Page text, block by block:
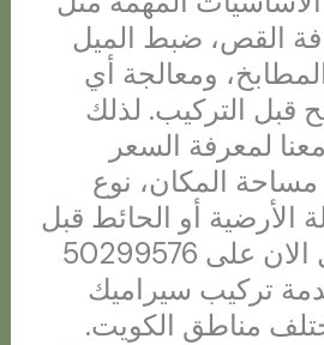
القص، ضبط الميل
ومعالجة أي
التركيب. لذلك
لمعرفة السعر
المكان، نوع
الأرضية أو الحائط قبل
بدء العمل. اتصل الان على 50299576
تركيب سيراميك
مناطق الكويت.